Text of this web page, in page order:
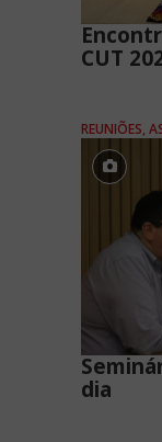
CUT
REUNIÕES,
dia